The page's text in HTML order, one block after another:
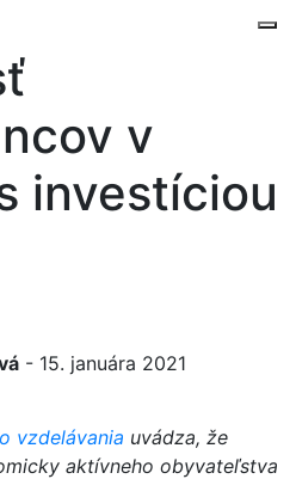
v
investíciou
- 15. januára 2021
vzdelávania uvádza, že
aktívneho obyvateľstva